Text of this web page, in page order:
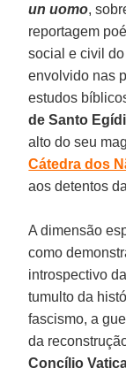
un uomo,
reportagem
social e civil
envolvido nas
estudos
de Santo
alto do seu
Cátedra dos
aos detentos
A dimensão
como
introspectivo
tumulto da
fascismo, a
da
Concílio